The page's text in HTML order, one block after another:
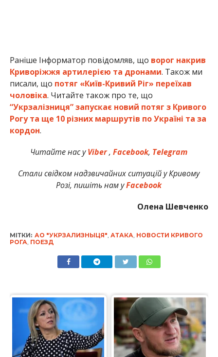
Раніше Інформатор повідомляв, що ворог накрив
Криворіжжя артилерією та дронами. Також ми
писали, що потяг «Київ-Кривий Ріг» переїхав
чоловіка. Читайте також про те, що
“Укрзалізниця” запускає новий потяг з Кривого
Рогу та ще 10 різних маршрутів по Україні та за
кордон.
Читайте нас уViber,Facebook, Telegram
Стали свідком надзвичайних ситуацій у Кривому
Розі, пишіть нам уFacebook
Олена Шевченко
МІТКИ: АО "УКРЗАЛИЗНЫЦЯ", АТАКА, НОВОСТИ КРИВОГО
РОГА, ПОЕЗД